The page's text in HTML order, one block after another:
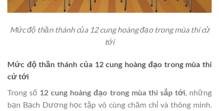
Mức độ thần thánh của 12 cung hoàng đạo trong mùa thi cử
tới
Mức độ thần thánh của 12 cung hoàng đạo trong mùa thi
cử tới
Trong số 12 cung hoàng đạo trong mùa thi sắp tới, những
bạn Bạch Dương học tập vô cùng chăm chỉ và thông minh.